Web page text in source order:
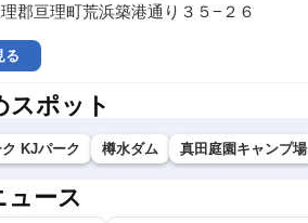
郡亘理町荒浜築港通り３５−２６
る
スポット
ク KJパーク 樽水ダム 真田庭園キャンプ場
ュース